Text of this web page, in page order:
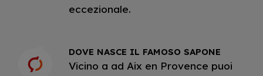
eccezionale.
DOVE NASCE IL FAMOSO SAPONE
Vicino a ad Aix en Provence puoi